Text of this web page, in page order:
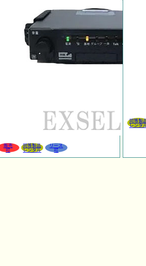
販売
可
同等製品
レンタル
リース
可
同等製
レンタ